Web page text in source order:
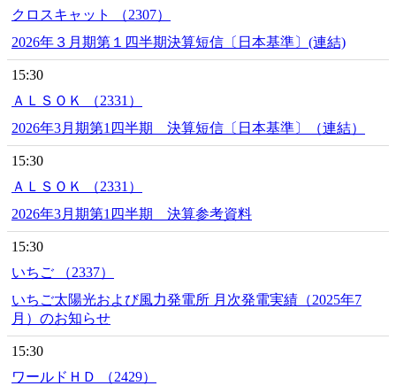
クロスキャット （2307）
2026年３月期第１四半期決算短信〔日本基準〕(連結)
15:30
ＡＬＳＯＫ （2331）
2026年3月期第1四半期 決算短信〔日本基準〕（連結）
15:30
ＡＬＳＯＫ （2331）
2026年3月期第1四半期 決算参考資料
15:30
いちご （2337）
いちご太陽光および風力発電所 月次発電実績（2025年7
月）のお知らせ
15:30
ワールドＨＤ （2429）